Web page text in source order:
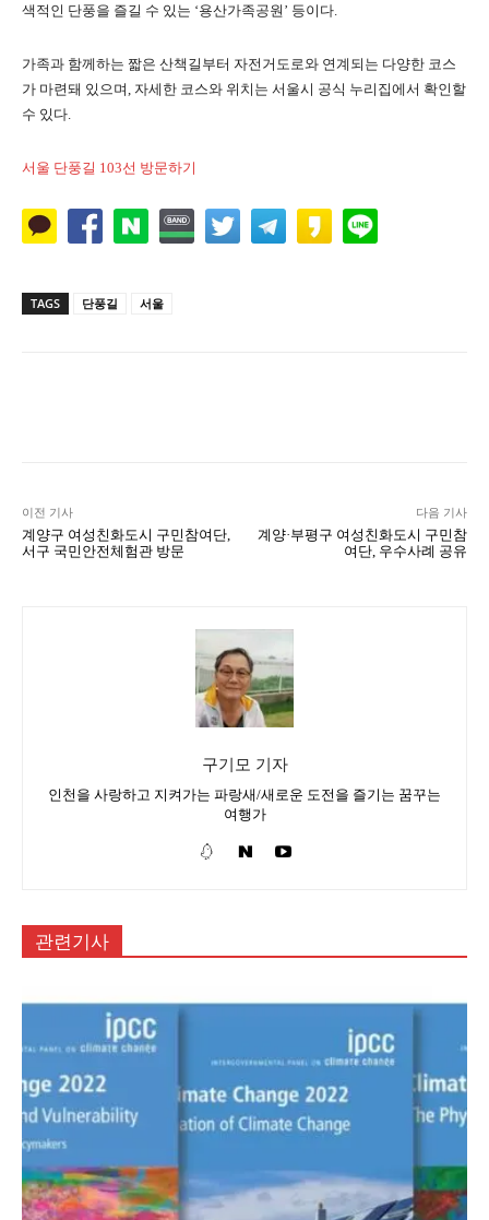
색적인 단풍을 즐길 수 있는 ‘용산가족공원’ 등이다.
가족과 함께하는 짧은 산책길부터 자전거도로와 연계되는 다양한 코스
가 마련돼 있으며, 자세한 코스와 위치는 서울시 공식 누리집에서 확인할
수 있다.
서울 단풍길 103선 방문하기
TAGS 단풍길 서울
이전 기사
계양구 여성친화도시 구민참여단,
서구 국민안전체험관 방문
다음 기사
계양·부평구 여성친화도시 구민참
여단, 우수사례 공유
구기모 기자
인천을 사랑하고 지켜가는 파랑새/새로운 도전을 즐기는 꿈꾸는
여행가
관련기사